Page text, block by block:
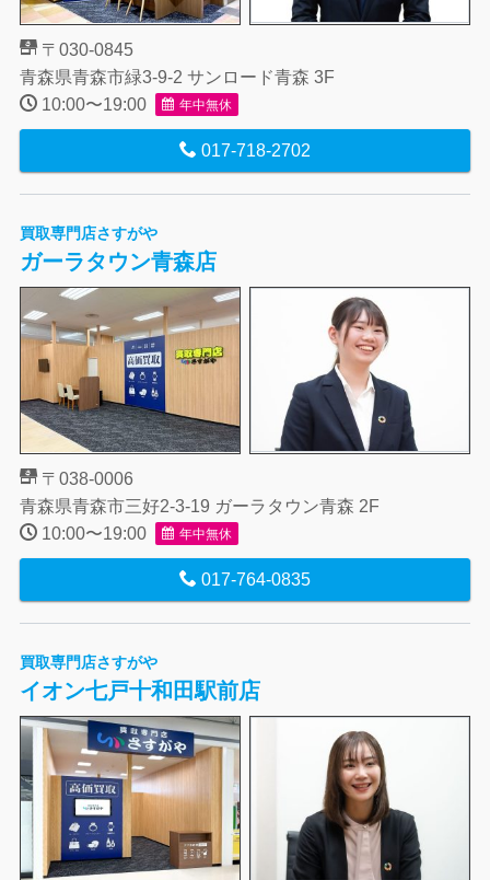
〒030-0845
青森県青森市緑3-9-2 サンロード青森 3F
10:00〜19:00
年中無休
017-718-2702
買取専門店さすがや
ガーラタウン青森店
〒038-0006
青森県青森市三好2-3-19 ガーラタウン青森 2F
10:00〜19:00
年中無休
017-764-0835
買取専門店さすがや
イオン七戸十和田駅前店